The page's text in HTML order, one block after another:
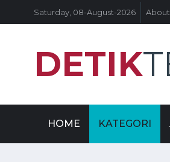
Saturday, 08-August-2026 About
DETIK
HOME KATEGORI